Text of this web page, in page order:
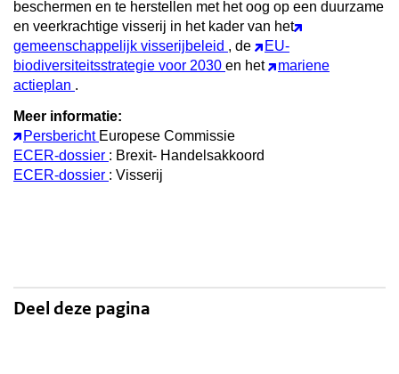
beschermen en te herstellen met het oog op een duurzame
en veerkrachtige visserij in het kader van het
gemeenschappelijk visserijbeleid , de
EU-
biodiversiteitsstrategie voor 2030 en het
mariene
actieplan .
Meer informatie:
Persbericht Europese Commissie
ECER-dossier : Brexit- Handelsakkoord
ECER-dossier : Visserij
Deel deze pagina